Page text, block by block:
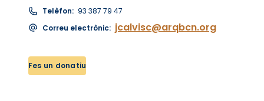
Telèfon: 93 387 79 47
Correu electrònic: jcalvisc@arqbcn.org
Fes un donatiu